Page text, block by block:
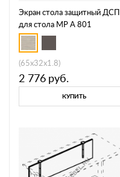
Экран стола защитный ДСП
для стола МР А 801
(65x32x1.8)
2 776 руб.
КУПИТЬ